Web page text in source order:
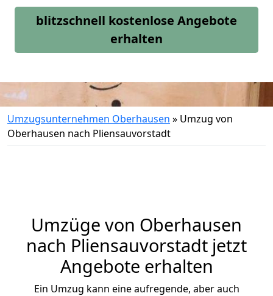
blitzschnell kostenlose Angebote
erhalten
Umzugsunternehmen Oberhausen » Umzug von
Oberhausen nach Pliensauvorstadt
Umzüge von Oberhausen
nach Pliensauvorstadt jetzt
Angebote erhalten
Ein Umzug kann eine aufregende, aber auch